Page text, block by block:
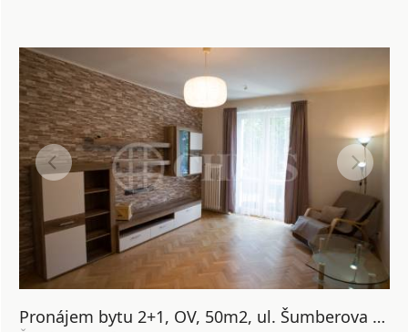
Pronájem bytu 2+1, OV, 50m2, ul. Šumberova 42, P6 - Petřiny